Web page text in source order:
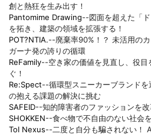
創と熱狂を生み出す！
Pantomime Drawing--図面を超えた「
を拓き、建築の領域を拡張する！
POT?NTIA.--廃棄率90%！？ 未活用のカ
ガーナ発の誇りの循環
ReFamily--空き家の価値を見直し、役目
ぐ！
Re:Spect--循環型スニーカーブランド
の抱える課題の解決に挑む
SAFEID--知的障害者のファッションを
SHOKKEN--食べ物で不自由のない社会
ToI Nexus--二度と自分も騙されない！